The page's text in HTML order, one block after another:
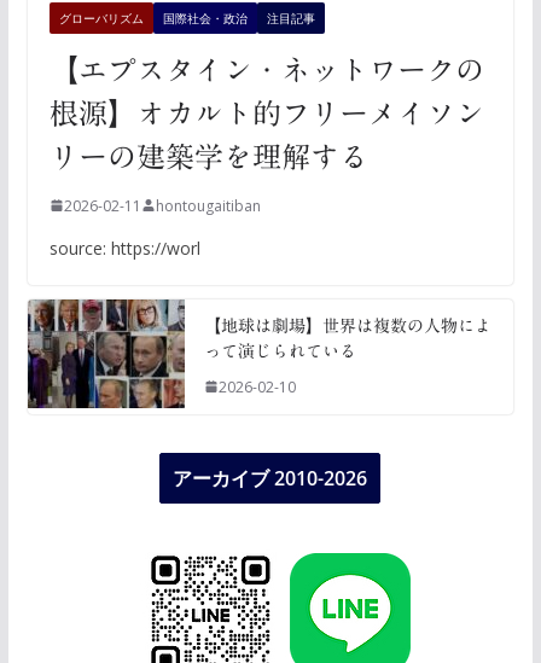
グローバリズム 国際社会・政治 注目記事
【エプスタイン・ネットワークの
根源】オカルト的フリーメイソン
リーの建築学を理解する
2026-02-11 hontougaitiban
source: https://worl
【地球は劇場】世界は複数の人物によ
って演じられている
2026-02-10
アーカイブ 2010-2026